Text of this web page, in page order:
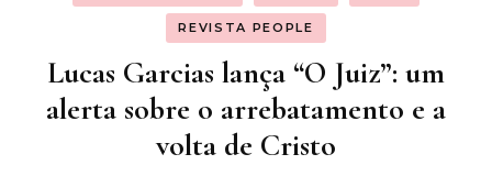
REVISTA PEOPLE
Lucas Garcias lança “O Juiz”: um
alerta sobre o arrebatamento e a
volta de Cristo